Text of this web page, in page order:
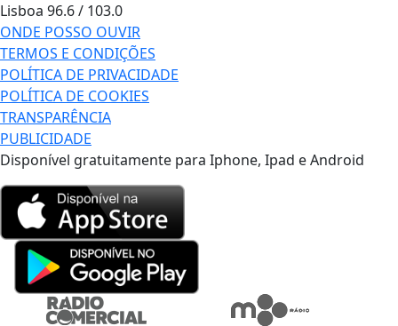
Lisboa 96.6 / 103.0
ONDE POSSO OUVIR
TERMOS E CONDIÇÕES
POLÍTICA DE PRIVACIDADE
POLÍTICA DE COOKIES
TRANSPARÊNCIA
PUBLICIDADE
Disponível gratuitamente para Iphone, Ipad e Android